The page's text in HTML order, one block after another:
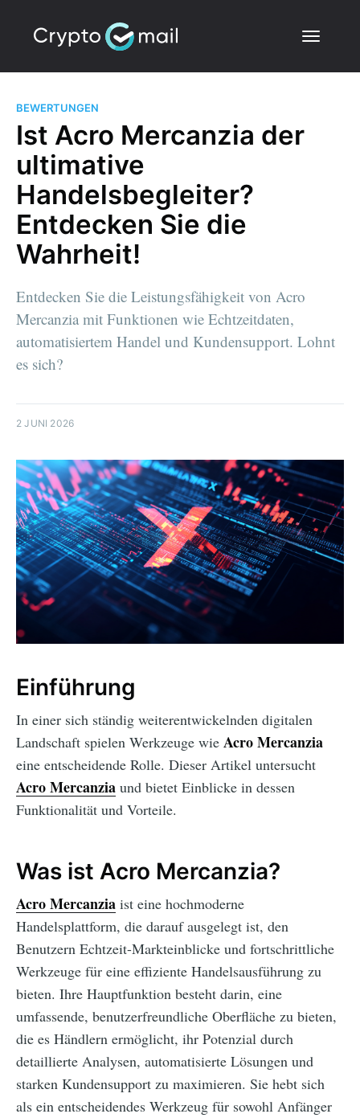
BEWERTUNGEN
Ist Acro Mercanzia der
ultimative
Handelsbegleiter?
Entdecken Sie die
Wahrheit!
Entdecken Sie die Leistungsfähigkeit von Acro
Mercanzia mit Funktionen wie Echtzeitdaten,
automatisiertem Handel und Kundensupport. Lohnt
es sich?
2 JUNI 2026
Einführung
In einer sich ständig weiterentwickelnden digitalen
Landschaft spielen Werkzeuge wie Acro Mercanzia
eine entscheidende Rolle. Dieser Artikel untersucht
Acro Mercanzia und bietet Einblicke in dessen
Funktionalität und Vorteile.
Was ist Acro Mercanzia?
Acro Mercanzia ist eine hochmoderne
Handelsplattform, die darauf ausgelegt ist, den
Benutzern Echtzeit-Markteinblicke und fortschrittliche
Werkzeuge für eine effiziente Handelsausführung zu
bieten. Ihre Hauptfunktion besteht darin, eine
umfassende, benutzerfreundliche Oberfläche zu bieten,
die es Händlern ermöglicht, ihr Potenzial durch
detaillierte Analysen, automatisierte Lösungen und
starken Kundensupport zu maximieren. Sie hebt sich
als ein entscheidendes Werkzeug für sowohl Anfänger